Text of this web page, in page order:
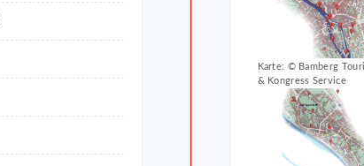
Karte: © Bamberg
& Kongress Service